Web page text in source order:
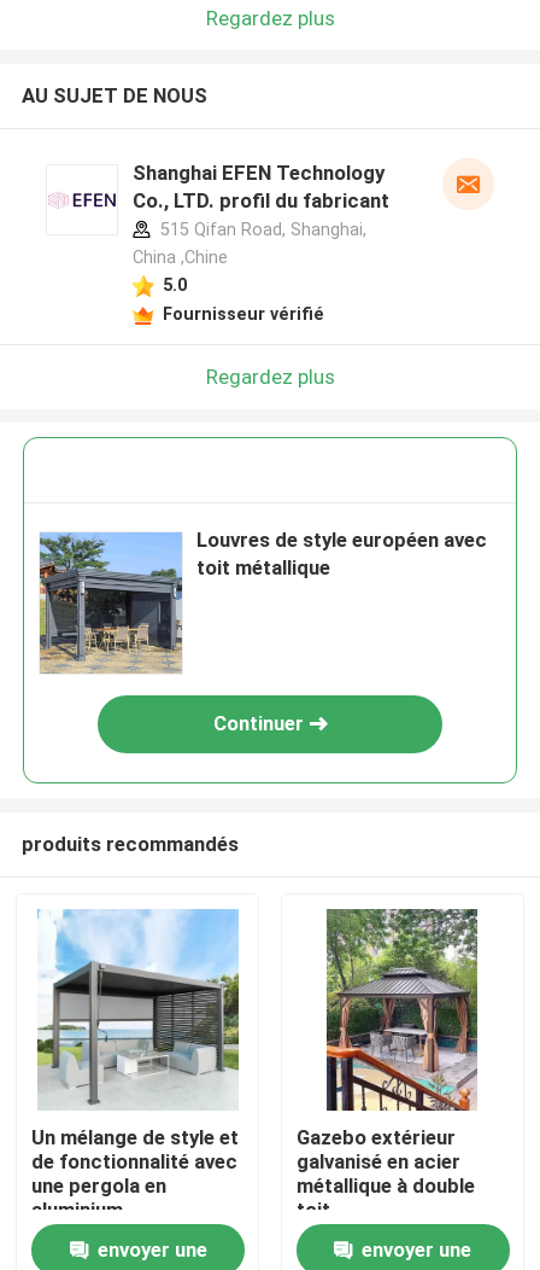
Maison
Produits
Regardez plus
AU SUJET DE NOUS
Shanghai EFEN Technology
Co., LTD. profil du fabricant
515 Qifan Road, Shanghai,
China ,Chine
5.0
Fournisseur vérifié
Regardez plus
Louvres de style européen avec
toit métallique
Continuer
produits recommandés
Un mélange de style et
de fonctionnalité avec
une pergola en
aluminium
envoyer une
Gazebo extérieur
galvanisé en acier
métallique à double
toit
envoyer une